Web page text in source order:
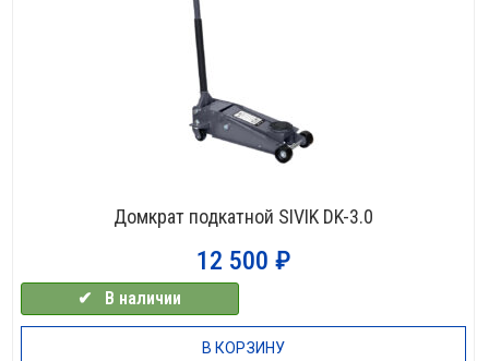
Домкрат подкатной SIVIK DK-3.0
12 500 ₽
✔⠀В наличии
В КОРЗИНУ